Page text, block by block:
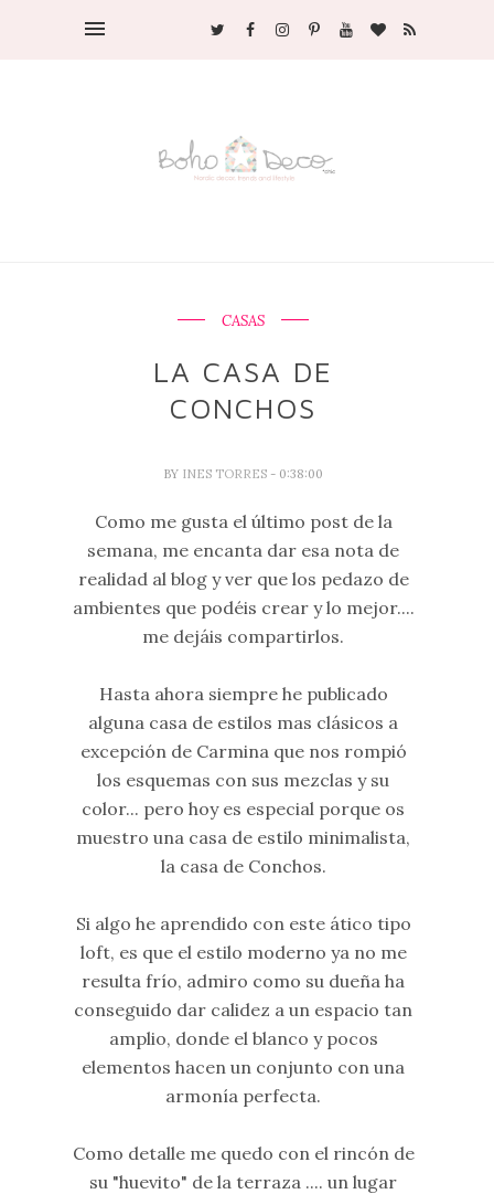
CASAS
LA CASA DE
CONCHOS
BY INES TORRES - 0:38:00
Como me gusta el último post de la
semana, me encanta dar esa nota de
realidad al blog y ver que los pedazo de
ambientes que podéis crear y lo mejor....
me dejáis compartirlos.
Hasta ahora siempre he publicado
alguna casa de estilos mas clásicos a
excepción de Carmina que nos rompió
los esquemas con sus mezclas y su
color... pero hoy es especial porque os
muestro una casa de estilo minimalista,
la casa de Conchos.
Si algo he aprendido con este ático tipo
loft, es que el estilo moderno ya no me
resulta frío, admiro como su dueña ha
conseguido dar calidez a un espacio tan
amplio, donde el blanco y pocos
elementos hacen un conjunto con una
armonía perfecta.
Como detalle me quedo con el rincón de
su "huevito" de la terraza .... un lugar